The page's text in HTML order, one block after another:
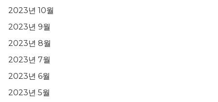
2023년 10월
2023년 9월
2023년 8월
2023년 7월
2023년 6월
2023년 5월